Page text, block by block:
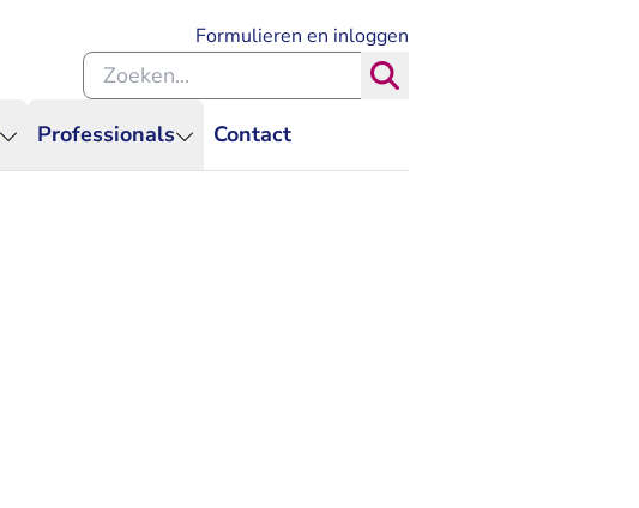
Professionals Contact
Formulieren en inloggen
Zoeken binnen de Rechtspraak